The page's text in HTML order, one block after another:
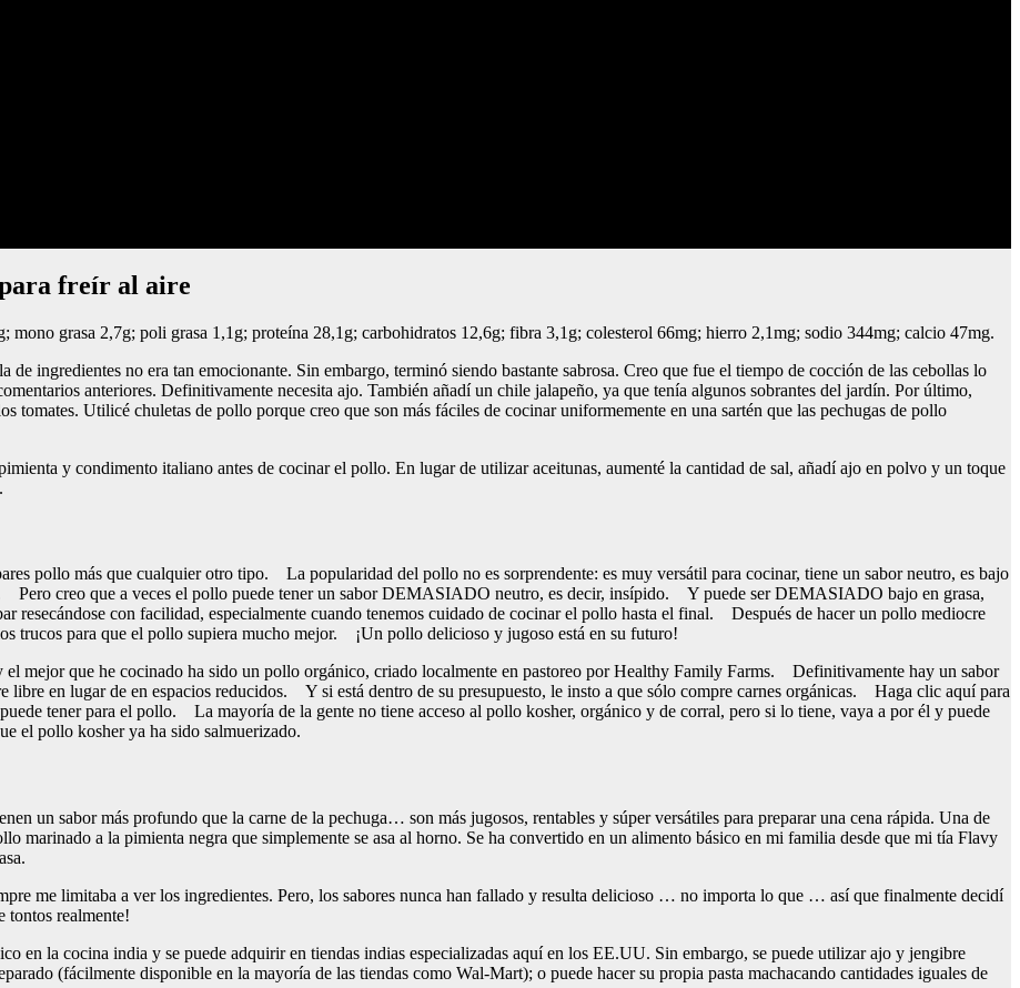
para freír al aire
mono grasa 2,7g; poli grasa 1,1g; proteína 28,1g; carbohidratos 12,6g; fibra 3,1g; colesterol 66mg; hierro 2,1mg; sodio 344mg; calcio 47mg.
de ingredientes no era tan emocionante. Sin embargo, terminó siendo bastante sabrosa. Creo que fue el tiempo de cocción de las cebollas lo
anteriores. Definitivamente necesita ajo. También añadí un chile jalapeño, ya que tenía algunos sobrantes del jardín. Por último,
tomates. Utilicé chuletas de pollo porque creo que son más fáciles de cocinar uniformemente en una sartén que las pechugas de pollo
y condimento italiano antes de cocinar el pollo. En lugar de utilizar aceitunas, aumenté la cantidad de sal, añadí ajo en polvo y un toque
pollo más que cualquier otro tipo. La popularidad del pollo no es sorprendente: es muy versátil para cocinar, tiene un sabor neutro, es bajo
Pero creo que a veces el pollo puede tener un sabor DEMASIADO neutro, es decir, insípido. Y puede ser DEMASIADO bajo en grasa,
resecándose con facilidad, especialmente cuando tenemos cuidado de cocinar el pollo hasta el final. Después de hacer un pollo mediocre
trucos para que el pollo supiera mucho mejor. ¡Un pollo delicioso y jugoso está en su futuro!
que he cocinado ha sido un pollo orgánico, criado localmente en pastoreo por Healthy Family Farms. Definitivamente hay un sabor
libre en lugar de en espacios reducidos. Y si está dentro de su presupuesto, le insto a que sólo compre carnes orgánicas. Haga clic aquí para
tener para el pollo. La mayoría de la gente no tiene acceso al pollo kosher, orgánico y de corral, pero si lo tiene, vaya a por él y puede
el pollo kosher ya ha sido salmuerizado.
un sabor más profundo que la carne de la pechuga… son más jugosos, rentables y súper versátiles para preparar una cena rápida. Una de
marinado a la pimienta negra que simplemente se asa al horno. Se ha convertido en un alimento básico en mi familia desde que mi tía Flavy
me limitaba a ver los ingredientes. Pero, los sabores nunca han fallado y resulta delicioso … no importa lo que … así que finalmente decidí
tontos realmente!
en la cocina india y se puede adquirir en tiendas indias especializadas aquí en los EE.UU. Sin embargo, se puede utilizar ajo y jengibre
(fácilmente disponible en la mayoría de las tiendas como Wal-Mart); o puede hacer su propia pasta machacando cantidades iguales de